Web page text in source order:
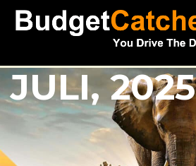
JULI, 2025